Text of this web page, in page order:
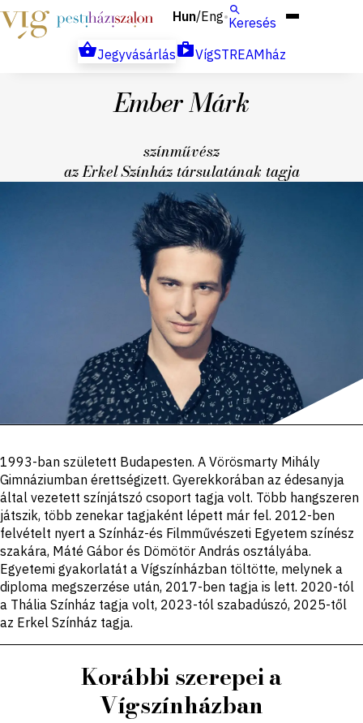
Hun/Eng Keresés
Jegyvásárlás
VígSTREAMház
Ember Márk
színművész
az Erkel Színház társulatának tagja
Portré,
leírás
1993-ban született Budapesten. A Vörösmarty Mihály
Gimnáziumban érettségizett. Gyerekkorában az édesanyja
által vezetett színjátszó csoport tagja volt. Több hangszeren
játszik, több zenekar tagjaként lépett már fel. 2012-ben
felvételt nyert a Színház-és Filmművészeti Egyetem színész
szakára, Máté Gábor és Dömötör András osztályába.
Egyetemi gyakorlatát a Vígszínházban töltötte, melynek a
diploma megszerzése után, 2017-ben tagja is lett. 2020-tól
a Thália Színház tagja volt, 2023-tól szabadúszó, 2025-től
az Erkel Színház tagja.
Korábbi szerepei a
Vígszínházban